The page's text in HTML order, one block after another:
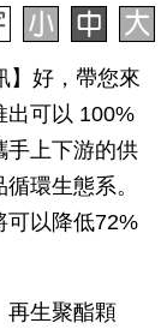
】好，帶您來
出可以 100%
手上下游的供
環生態系。
可以降低72%
再生聚酯顆